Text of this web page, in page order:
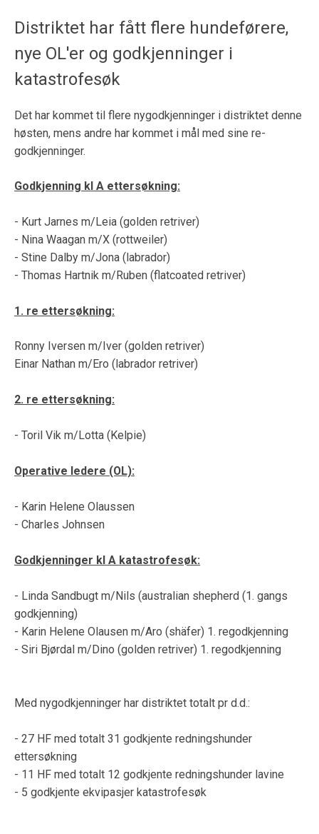
Distriktet har fått flere hundeførere,
nye OL'er og godkjenninger i
katastrofesøk
Det har kommet til flere nygodkjenninger i distriktet denne
høsten, mens andre har kommet i mål med sine re-
godkjenninger.
Godkjenning kl A ettersøkning:
- Kurt Jarnes m/Leia (golden retriver)
- Nina Waagan m/X (rottweiler)
- Stine Dalby m/Jona (labrador)
- Thomas Hartnik m/Ruben (flatcoated retriver)
1. re ettersøkning:
Ronny Iversen m/Iver (golden retriver)
Einar Nathan m/Ero (labrador retriver)
2. re ettersøkning:
- Toril Vik m/Lotta (Kelpie)
Operative ledere (OL):
- Karin Helene Olaussen
- Charles Johnsen
Godkjenninger kl A katastrofesøk:
- Linda Sandbugt m/Nils (australian shepherd (1. gangs
godkjenning)
- Karin Helene Olausen m/Aro (shäfer) 1. regodkjenning
- Siri Bjørdal m/Dino (golden retriver) 1. regodkjenning
Med nygodkjenninger har distriktet totalt pr d.d.:
- 27 HF med totalt 31 godkjente redningshunder
ettersøkning
- 11 HF med totalt 12 godkjente redningshunder lavine
- 5 godkjente ekvipasjer katastrofesøk